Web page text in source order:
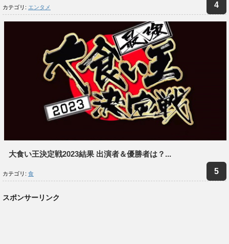
カテゴリ: エンタメ
大食い王決定戦2023結果 出演者＆優勝者は？...
カテゴリ: 食
スポンサーリンク